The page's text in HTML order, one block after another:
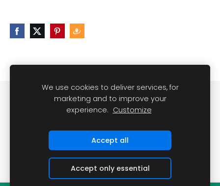
Noteikumi
Kontakti
Sveču lietošanas noteikumi
Sīkdatnes
We use cookies to deliver services, for
marketing and to improve your
experience. Customize
Accept all
Accept only essential